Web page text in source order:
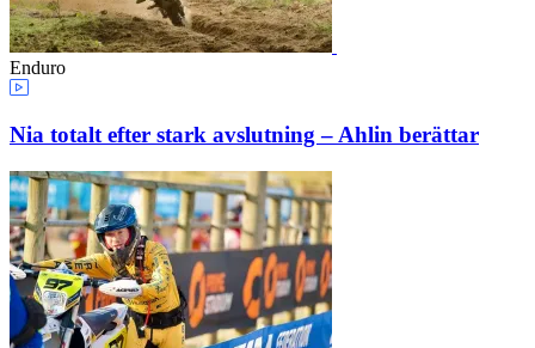
Enduro
Nia totalt efter stark avslutning – Ahlin berättar